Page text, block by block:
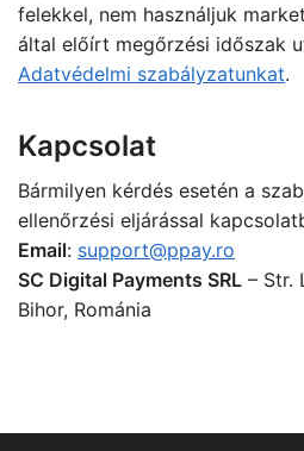
felekkel, nem használjuk
által előírt megőrzési időszak
Adatvédelmi szabályzatunkat.
Kapcsolat
Bármilyen kérdés esetén a
ellenőrzési eljárással
Email: support@ppay.ro
SC Digital Payments SRL – Str.
Bihor, Románia